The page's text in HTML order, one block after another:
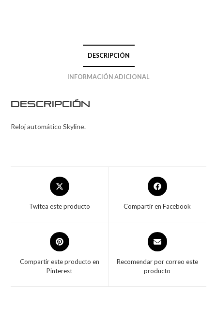
DESCRIPCIÓN
INFORMACIÓN ADICIONAL
Descripción
Reloj automático Skyline.
Twitea este producto Compartir en Facebook
Compartir este producto en
Pinterest
Recomendar por correo este
producto